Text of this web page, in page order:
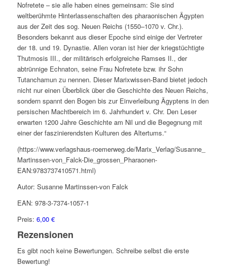
Nofretete – sie alle haben eines gemeinsam: Sie sind
weltberühmte Hinterlassenschaften des pharaonischen Ägypten
aus der Zeit des sog. Neuen Reichs (1550–1070 v. Chr.).
Besonders bekannt aus dieser Epoche sind einige der Vertreter
der 18. und 19. Dynastie. Allen voran ist hier der kriegstüchtigte
Thutmosis III., der militärisch erfolgreiche Ramses II., der
abtrünnige Echnaton, seine Frau Nofretete bzw. ihr Sohn
Tutanchamun zu nennen. Dieser Marixwissen-Band bietet jedoch
nicht nur einen Überblick über die Geschichte des Neuen Reichs,
sondern spannt den Bogen bis zur Einverleibung Ägyptens in den
persischen Machtbereich im 6. Jahrhundert v. Chr. Den Leser
erwarten 1200 Jahre Geschichte am Nil und die Begegnung mit
einer der faszinierendsten Kulturen des Altertums.“
(https://www.verlagshaus-roemerweg.de/Marix_Verlag/Susanne_
Martinssen-von_Falck-Die_grossen_Pharaonen-
EAN:9783737410571.html)
Autor: Susanne Martinssen-von Falck
EAN: 978-3-7374-1057-1
Preis: 6,00 €
Rezensionen
Es gibt noch keine Bewertungen. Schreibe selbst die erste
Bewertung!